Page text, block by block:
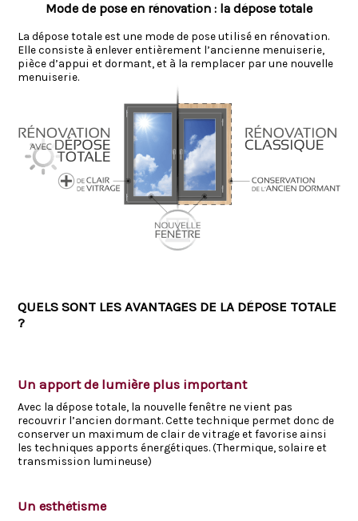
Mode de pose en rénovation : la dépose totale
La dépose totale est une mode de pose utilisé en rénovation.
Elle consiste à enlever entièrement l’ancienne menuiserie,
pièce d’appui et dormant, et à la remplacer par une nouvelle
menuiserie.
QUELS SONT LES AVANTAGES DE LA DÉPOSE TOTALE
?
Un apport de lumière plus important
Avec la dépose totale, la nouvelle fenêtre ne vient pas
recouvrir l’ancien dormant. Cette technique permet donc de
conserver un maximum de clair de vitrage et favorise ainsi
les techniques apports énergétiques. (Thermique, solaire et
transmission lumineuse)
Un esthétisme